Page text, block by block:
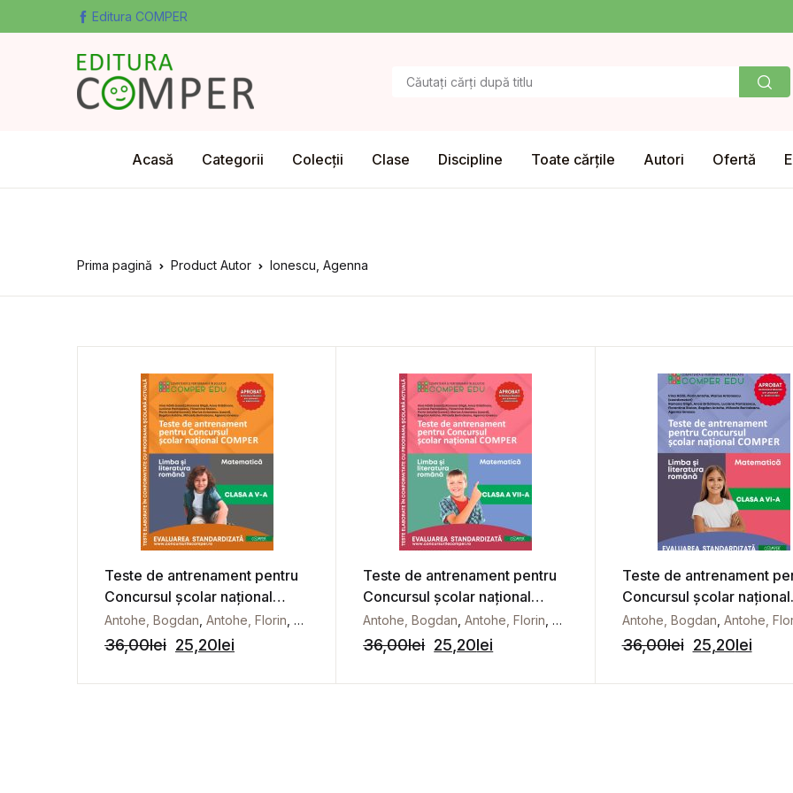
Editura COMPER
Acasă Categorii Colecții Clase Discipline Toate cărțile Autori Ofertă
Prima pagină Product Autor Ionescu, Agenna
Teste de antrenament pentru
Concursul școlar național
COMPER, Comunicare în
limba română. Matematică.
Antohe, Bogdan Antohe, Florin Antonescu, Marius, Berindeanu, Mihaela,Gligă, Ramona ,Grădinaru, Anca ,Hăilă, Irina,
36,00lei 25,20lei
Teste de antrenament pentru
Concursul școlar național
COMPER, Comunicare în
limba română. Matematică.
Antohe, Bogdan ,Antohe, Florin Antonescu, Marius, Berindeanu, Mihaela,
36,00lei 25,20lei
Teste de antrenament
Concursul școlar național
COMPER, Limba și
română. Matematică.
Antohe, Bogdan Antohe,
36,00lei 25,20lei